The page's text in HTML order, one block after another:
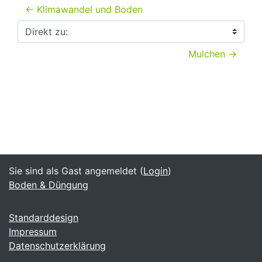
← Klimawandel und Boden
Direkt zu:
Mulchen →
Sie sind als Gast angemeldet (Login)
Boden & Düngung
Standarddesign
Impressum
Datenschutzerklärung